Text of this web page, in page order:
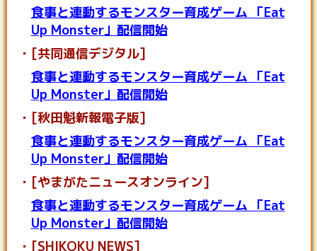
食事と連動するモンスター育成ゲーム 「Eat
Up Monster」配信開始
[共同通信デジタル]
食事と連動するモンスター育成ゲーム 「Eat
Up Monster」配信開始
[秋田魁新報電子版]
食事と連動するモンスター育成ゲーム 「Eat
Up Monster」配信開始
[やまがたニュースオンライン]
食事と連動するモンスター育成ゲーム 「Eat
Up Monster」配信開始
[SHIKOKU NEWS]